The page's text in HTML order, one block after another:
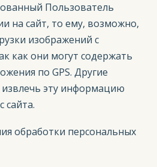
Пользователь
на сайт, то ему, возможно,
изображений с
как они могут содержать
по GPS. Другие
эту информацию
сайта.
обработки персональных